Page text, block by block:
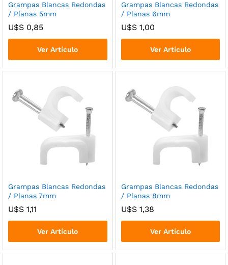
Grampas Blancas Redondas
/ Planas 5mm
U$S 0,85
Ver Artículo
Grampas Blancas Redondas
/ Planas 6mm
U$S1,00
Ver Artículo
Grampas Blancas Redondas
/ Planas 7mm
U$S 1,11
Ver Artículo
Grampas Blancas Redondas
/ Planas 8mm
U$S1,38
Ver Artículo